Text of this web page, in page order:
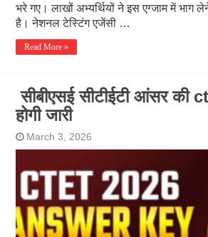
भरे गए। लाखों अभ्यर्थियों ने इस एग्जाम में भाग
है। नेशनल टेस्टिंग एजेंसी …
Read More »
सीबीएसई सीटीईटी आंसर की
होगी जारी
March 3, 2026